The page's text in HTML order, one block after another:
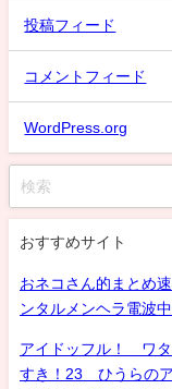
投稿フィード
コメントフィード
WordPress.org
おすすめサイト
おネコさん的まとめ
ンタルメンヘラ電波
アイドッフル！ ワ
すき！23 ひうらの